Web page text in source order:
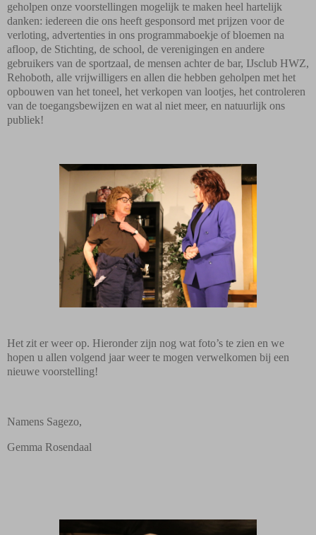
geholpen onze voorstellingen mogelijk te maken heel hartelijk
danken: iedereen die ons heeft gesponsord met prijzen voor de
verloting, advertenties in ons programmaboekje of bloemen na
afloop, de Stichting, de school, de verenigingen en andere
gebruikers van de sportzaal, de mensen achter de bar, IJsclub HWZ,
Rehoboth, alle vrijwilligers en allen die hebben geholpen met het
opbouwen van het toneel, het verkopen van lootjes, het controleren
van de toegangsbewijzen en wat al niet meer, en natuurlijk ons
publiek!
Het zit er weer op. Hieronder zijn nog wat foto’s te zien en we
hopen u allen volgend jaar weer te mogen verwelkomen bij een
nieuwe voorstelling!
Namens Sagezo,
Gemma Rosendaal